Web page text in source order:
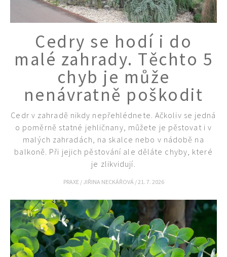
Cedry se hodí i do
malé zahrady. Těchto 5
chyb je může
nenávratně poškodit
Cedr v zahradě nikdy nepřehlédnete. Ačkoliv se jedná
o poměrně statné jehličnany, můžete je pěstovat i v
malých zahradách, na skalce nebo v nádobě na
balkoně. Při jejich pěstování ale děláte chyby, které
je zlikvidují.
PRAXE / JIŘINA NECKÁŘOVÁ /21. 7. 2026